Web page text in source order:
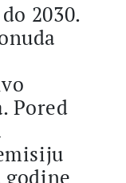
2030.
Pored
godine